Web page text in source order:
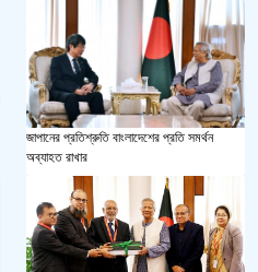
জাপানের প্রতিশ্রুতি বাংলাদেশের প্রতি সমর্থন
অব্যাহত রাখার